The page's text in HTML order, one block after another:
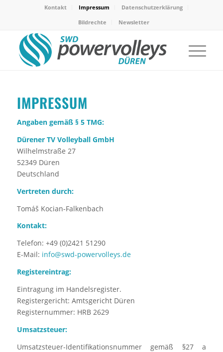
Kontakt Impressum
Datenschutzerklärung
Bildrechte
Newsletter
IMPRESSUM
Angaben gemäß § 5 TMG:
Dürener TV Volleyball GmbH
Wilhelmstraße 27
52349 Düren
Deutschland
Vertreten durch:
Tomáš Kocian-Falkenbach
Kontakt:
Telefon: +49 (0)2421 51290
E-Mail: info@swd-powervolleys.de
Registereintrag:
Eintragung im Handelsregister.
Registergericht: Amtsgericht Düren
Registernummer: HRB 2629
Umsatzsteuer:
Umsatzsteuer-Identifikationsnummer gemäß §27 a